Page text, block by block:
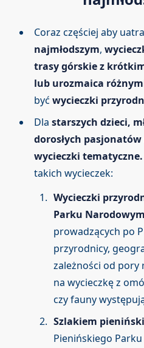
Coraz częściej aby
najmłodszym,
trasy górskie z
lub urozmaica
być wycieczki
Dla starszych dzieci,
dorosłych pasjonatów
wycieczki tematyczne.
takich wycieczek:
Wycieczki
Parku Narodowym
prowadzących po
przyrodnicy,
zależności od pory
na wycieczkę z
czy fauny
Szlakiem
Pienińskiego